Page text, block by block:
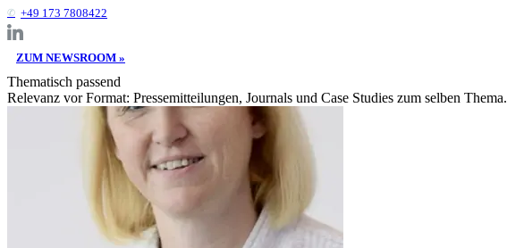
+49 173 7808422
ZUM NEWSROOM »
Thematisch passend
Relevanz vor Format: Pressemitteilungen, Journals und Case Studies zum selben Thema.